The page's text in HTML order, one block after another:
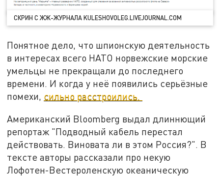
СКРИН С ЖЖ-ЖУРНАЛА KULESHOVOLEG.LIVEJOURNAL.COM
Понятное дело, что шпионскую деятельность
в интересах всего НАТО норвежские морские
умельцы не прекращали до последнего
времени. И когда у неё появились серьёзные
помехи, сильно расстроились.
Американский Bloomberg выдал длиннющий
репортаж "Подводный кабель перестал
действовать. Виновата ли в этом Россия?". В
тексте авторы рассказали про некую
Лофотен-Вестероленскую океаническую